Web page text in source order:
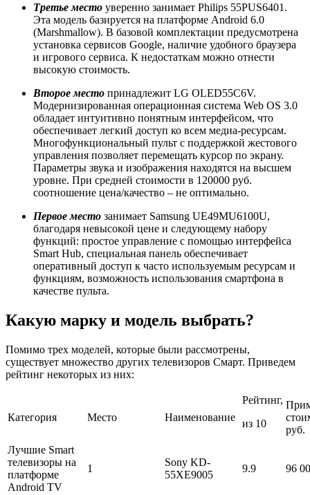
Третье место уверенно занимает Philips 55PUS6401.
Эта модель базируется на платформе Android 6.0
(Marshmallow). В базовой комплектации предусмотрена
установка сервисов Google, наличие удобного браузера
и игрового сервиса. К недостаткам можно отнести
высокую стоимость.
Второе место принадлежит LG OLED55C6V.
Модернизированная операционная система Web OS 3.0
обладает интуитивно понятным интерфейсом, что
обеспечивает легкий доступ ко всем медиа-ресурсам.
Многофункциональный пульт с поддержкой жестового
управления позволяет перемещать курсор по экрану.
Параметры звука и изображения находятся на высшем
уровне. При средней стоимости в 120000 руб.
соотношение цена/качество – не оптимально.
Первое место занимает Samsung UE49MU6100U,
благодаря невысокой цене и следующему набору
функций: простое управление с помощью интерфейса
Smart Hub, специальная панель обеспечивает
оперативный доступ к часто используемым ресурсам и
функциям, возможность использования смартфона в
качестве пульта.
Какую марку и модель выбрать?
Помимо трех моделей, которые были рассмотрены,
существует множество других телевизоров Смарт. Приведем
рейтинг некоторых из них:
Категория Место Наименование
Рейтинг,
из 10
руб.
Лучшие Smart
телевизоры на
платформе
Android TV
1
Sony KD-
55XE9005
9.9 96